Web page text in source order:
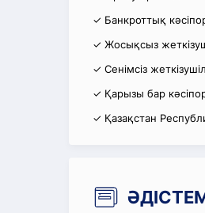
✓ Банкроттық
✓ Жосықсыз
✓ Сенімсіз
✓ Қарызы бар
✓ Қазақстан